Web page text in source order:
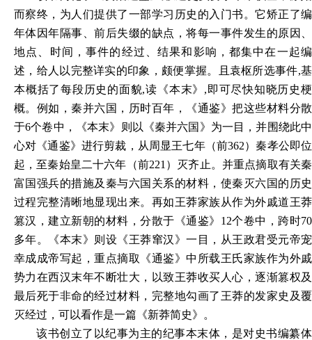
而察终，为人们提供了一部学习历史的入门书。它矫正了编
年体因年隔事、前后失缀的缺点，将每一事件发生的原因、
地点、时间，事件的经过、结果和影响，都集中在一起编
述，给人以完整详实的印象，颇便掌握。且袁枢所选事件,基
本概括了每段历史的面貌,读《本末》,即可尽快知晓历史梗
概。例如，秦并六国，历时百年，《通鉴》把这些材料分散
于6个卷中，《本末》则以《秦并六国》为一目，并围绕此中
心对《通鉴》进行剪裁，从周显王七年（前362）秦孝公即位
起，至秦始皇二十六年（前221）灭齐止。并重点摘取有关秦
富国强兵的措施及秦与六国关系的材料，使秦灭六国的历史
过程完整清晰地显现出来。再如王莽家族从作为外戚道王莽
篡汉，建立新朝的材料，分散于《通鉴》12个卷中，跨时70
多年。《本末》则设《王莽窜汉》一目，从王政君受元帝宠
幸成成帝写起，重点摘取《通鉴》中所载王氏家族作为外戚
势力在西汉末年不断壮大，以致王莽收买人心，逐渐篡权及
最后死于非命的经过材料，完整地勾画了王莽的发家史及覆
灭经过，可以看作是一篇《新莽简史》。
该书创立了以纪事为主的纪事本末体，是对史书编纂体